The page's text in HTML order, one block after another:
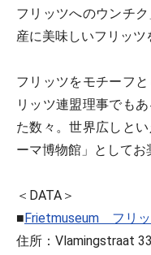
フリッツへのウンチ
産に美味しいフリッツ
フリッツをモチーフ
リッツ連盟理事でも
た数々。世界広しと
ーマ博物館」としてお
＜DATA＞
■ Frietmuseum フリ
住所：Vlamingstraat 33